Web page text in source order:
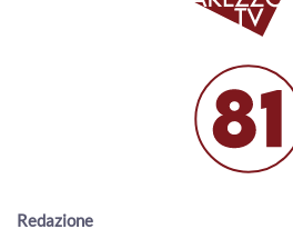
dell’educazione, del
00:03:39 - Mercoledì, 24
Nuovo stadio di Arezzo, il
Tar. Nodo dei parcheggi
00:01:44 - Lunedì, 22
Redazione